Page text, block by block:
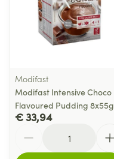
Modifast
Modifast Intensive Choco
Flavoured Pudding 8x55g
€ 33,94